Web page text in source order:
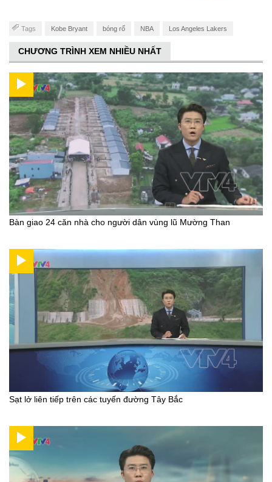
Tags Kobe Bryant bóng rổ NBA Los Angeles Lakers
CHƯƠNG TRÌNH XEM NHIỀU NHẤT
Bàn giao 24 căn nhà cho người dân vùng lũ Mường Than
Sạt lở liên tiếp trên các tuyến đường Tây Bắc